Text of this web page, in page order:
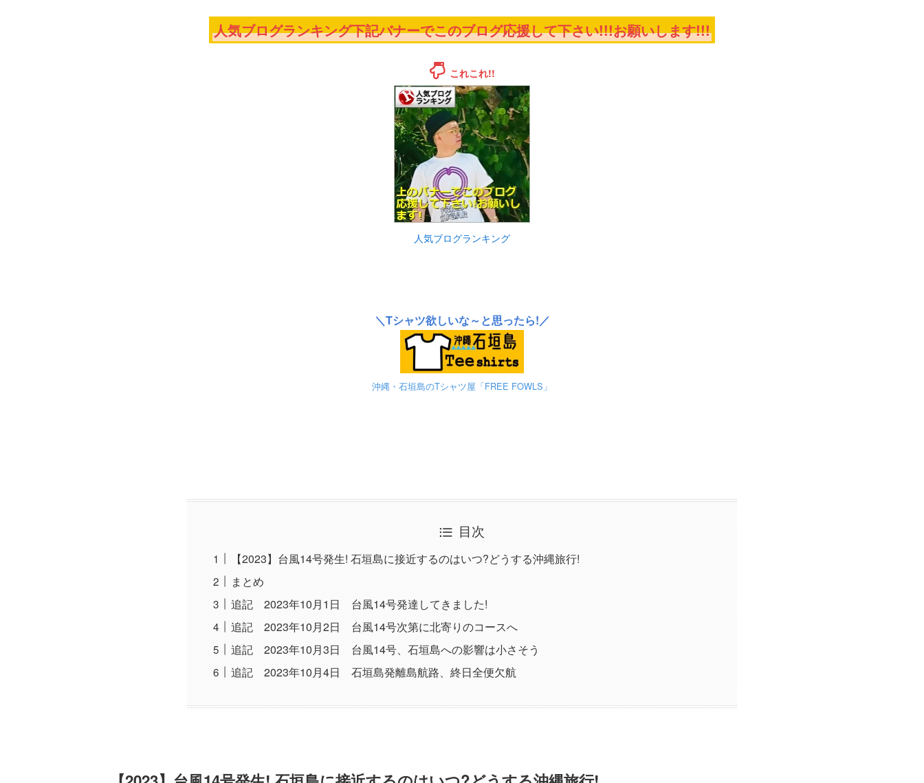
人気ブログランキング下記バナーでこのブログ応援して下さい!!!お願いします!!!
これこれ!!
人気ブログランキング
＼Tシャツ欲しいな～と思ったら!／
沖縄・石垣島のTシャツ屋「FREE FOWLS」
目次
【2023】台風14号発生! 石垣島に接近するのはいつ?どうする沖縄旅行!
まとめ
追記 2023年10月1日 台風14号発達してきました!
追記 2023年10月2日 台風14号次第に北寄りのコースへ
追記 2023年10月3日 台風14号、石垣島への影響は小さそう
追記 2023年10月4日 石垣島発離島航路、終日全便欠航